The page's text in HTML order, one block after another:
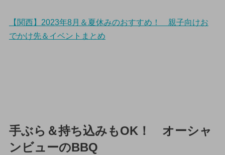
【関西】2023年8月＆夏休みのおすすめ！ 親子向けお
でかけ先＆イベントまとめ
手ぶら＆持ち込みもOK！ オーシャ
ンビューのBBQ